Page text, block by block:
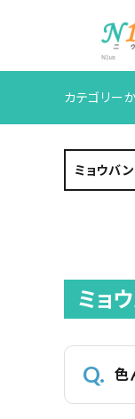
カテゴリー
ACCOUNT MENU
ようこそ ゲスト 様
ミョウバ
ミョ
色